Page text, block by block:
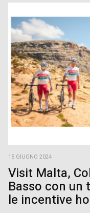
15 GIUGNO 2024
Visit Malta,
Basso con
le incentive